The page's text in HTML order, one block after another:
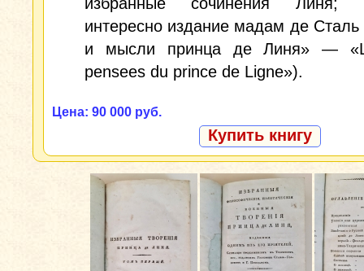
интересно издание мадам де
и мысли принца де Линя» —
pensees du prince de Ligne»).
Цена: 90 000 руб.
Купить книгу